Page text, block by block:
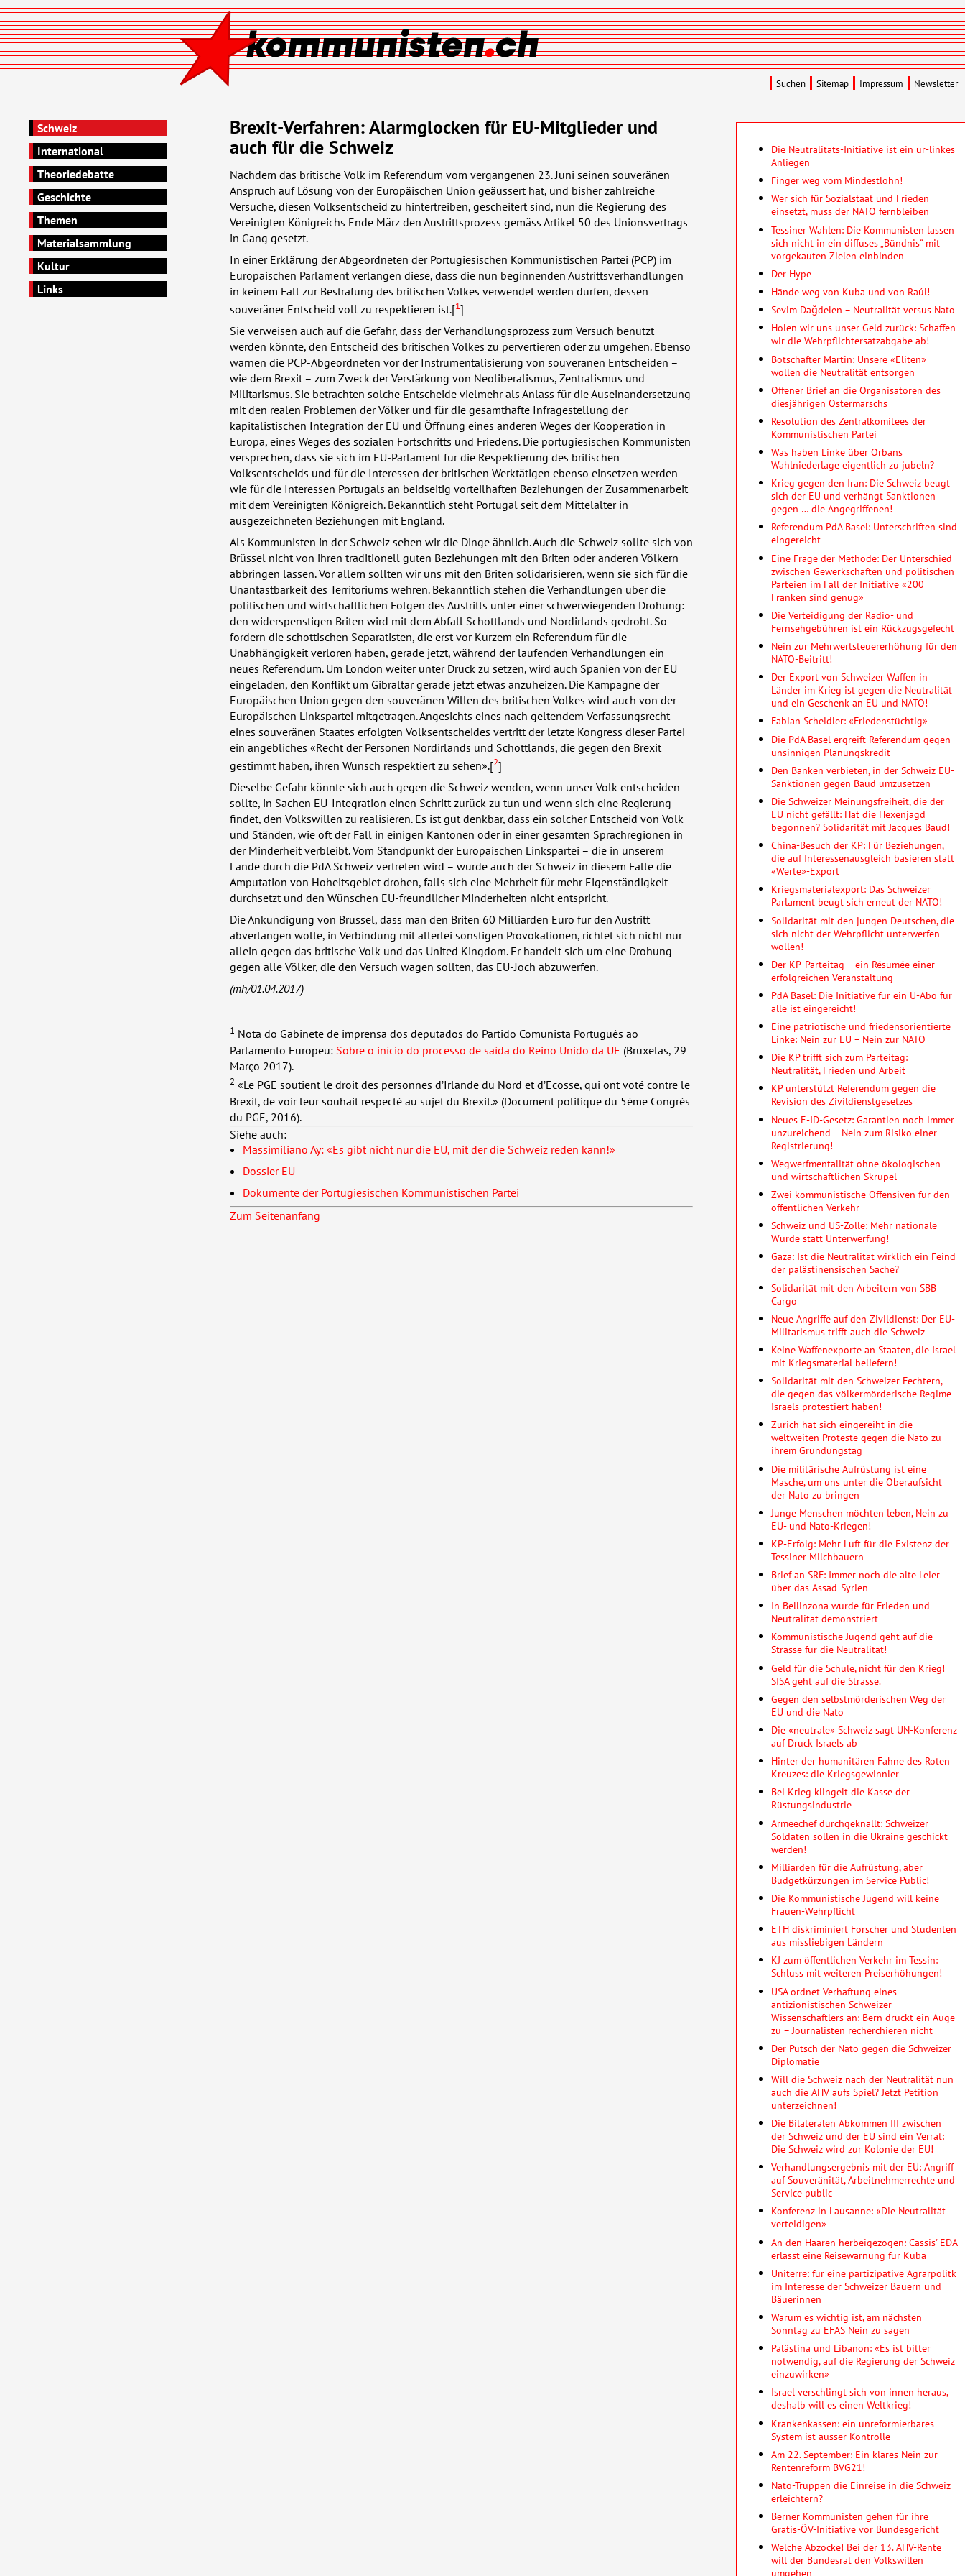
Schweiz
International
Theoriedebatte
Geschichte
Themen
Materialsammlung
Kultur
Links
Brexit-Verfahren: Alarmglocken für EU-Mitglieder und
auch für die Schweiz
Nachdem das britische Volk im Referendum vom vergangenen 23. Juni seinen souveränen
Anspruch auf Lösung von der Europäischen Union geäussert hat, und bisher zahlreiche
Versuche, diesen Volksentscheid zu hintertreiben, gescheitert sind, nun die Regierung des
Vereinigten Königreichs Ende März den Austrittsprozess gemäss Artikel 50 des Unionsvertrags
in Gang gesetzt.
In einer Erklärung der Abgeordneten der Portugiesischen Kommunistischen Partei (PCP) im
Europäischen Parlament verlangen diese, dass die nun beginnenden Austrittsverhandlungen
in keinem Fall zur Bestrafung des britischen Volkes verwendet werden dürfen, dessen
souveräner Entscheid voll zu respektieren ist.[1]
Sie verweisen auch auf die Gefahr, dass der Verhandlungsprozess zum Versuch benutzt
werden könnte, den Entscheid des britischen Volkes zu pervertieren oder zu umgehen. Ebenso
warnen die PCP-Abgeordneten vor der Instrumentalisierung von souveränen Entscheiden –
wie dem Brexit – zum Zweck der Verstärkung von Neoliberalismus, Zentralismus und
Militarismus. Sie betrachten solche Entscheide vielmehr als Anlass für die Auseinandersetzung
mit den realen Problemen der Völker und für die gesamthafte Infragestellung der
kapitalistischen Integration der EU und Öffnung eines anderen Weges der Kooperation in
Europa, eines Weges des sozialen Fortschritts und Friedens. Die portugiesischen Kommunisten
versprechen, dass sie sich im EU-Parlament für die Respektierung des britischen
Volksentscheids und für die Interessen der britischen Werktätigen ebenso einsetzen werden
wie für die Interessen Portugals an beidseitig vorteilhaften Beziehungen der Zusammenarbeit
mit dem Vereinigten Königreich. Bekanntlich steht Portugal seit dem Mittelalter in
ausgezeichneten Beziehungen mit England.
Als Kommunisten in der Schweiz sehen wir die Dinge ähnlich. Auch die Schweiz sollte sich von
Brüssel nicht von ihren traditionell guten Beziehungen mit den Briten oder anderen Völkern
abbringen lassen. Vor allem sollten wir uns mit den Briten solidarisieren, wenn sie sich für die
Unantastbarkeit des Territoriums wehren. Bekanntlich stehen die Verhandlungen über die
politischen und wirtschaftlichen Folgen des Austritts unter einer schwerwiegenden Drohung:
den widerspenstigen Briten wird mit dem Abfall Schottlands und Nordirlands gedroht. So
fordern die schottischen Separatisten, die erst vor Kurzem ein Referendum für die
Unabhängigkeit verloren haben, gerade jetzt, während der laufenden Verhandlungen ein
neues Referendum. Um London weiter unter Druck zu setzen, wird auch Spanien von der EU
eingeladen, den Konflikt um Gibraltar gerade jetzt etwas anzuheizen. Die Kampagne der
Europäischen Union gegen den souveränen Willen des britischen Volkes wird auch von der
Europäischen Linkspartei mitgetragen. Angesichts eines nach geltendem Verfassungsrecht
eines souveränen Staates erfolgten Volksentscheides vertritt der letzte Kongress dieser Partei
ein angebliches «Recht der Personen Nordirlands und Schottlands, die gegen den Brexit
gestimmt haben, ihren Wunsch respektiert zu sehen».[2]
Dieselbe Gefahr könnte sich auch gegen die Schweiz wenden, wenn unser Volk entscheiden
sollte, in Sachen EU-Integration einen Schritt zurück zu tun und wenn sich eine Regierung
findet, den Volkswillen zu realisieren. Es ist gut denkbar, dass ein solcher Entscheid von Volk
und Ständen, wie oft der Fall in einigen Kantonen oder in einer gesamten Sprachregionen in
der Minderheit verbleibt. Vom Standpunkt der Europäischen Linkspartei – die in unserem
Lande durch die PdA Schweiz vertreten wird – würde auch der Schweiz in diesem Falle die
Amputation von Hoheitsgebiet drohen, falls sich eine Mehrheit für mehr Eigenständigkeit
durchsetzt und den Wünschen EU-freundlicher Minderheiten nicht entspricht.
Die Ankündigung von Brüssel, dass man den Briten 60 Milliarden Euro für den Austritt
abverlangen wolle, in Verbindung mit allerlei sonstigen Provokationen, richtet sich nicht nur
allein gegen das britische Volk und das United Kingdom. Er handelt sich um eine Drohung
gegen alle Völker, die den Versuch wagen sollten, das EU-Joch abzuwerfen.
(mh/01.04.2017)
1 Nota do Gabinete de imprensa dos deputados do Partido Comunista Português ao
Parlamento Europeu: Sobre o início do processo de saída do Reino Unido da UE (Bruxelas, 29
Março 2017).
2 «Le PGE soutient le droit des personnes d’Irlande du Nord et d’Ecosse, qui ont voté contre le
Brexit, de voir leur souhait respecté au sujet du Brexit.» (Document politique du 5ème Congrès
du PGE, 2016).
Siehe auch:
Massimiliano Ay: «Es gibt nicht nur die EU, mit der die Schweiz reden kann!»
Dossier EU
Dokumente der Portugiesischen Kommunistischen Partei
Zum Seitenanfang
Die Neutralitäts-Initiative ist ein ur-linkes
Anliegen
Finger weg vom Mindestlohn!
Wer sich für Sozialstaat und Frieden
einsetzt, muss der NATO fernbleiben
Tessiner Wahlen: Die Kommunisten lassen
sich nicht in ein diffuses „Bündnis“ mit
vorgekauten Zielen einbinden
Der Hype
Hände weg von Kuba und von Raúl!
Sevim Dağdelen – Neutralität versus Nato
Holen wir uns unser Geld zurück: Schaffen
wir die Wehrpflichtersatzabgabe ab!
Botschafter Martin: Unsere «Eliten»
wollen die Neutralität entsorgen
Offener Brief an die Organisatoren des
diesjährigen Ostermarschs
Resolution des Zentralkomitees der
Kommunistischen Partei
Was haben Linke über Orbans
Wahlniederlage eigentlich zu jubeln?
Krieg gegen den Iran: Die Schweiz beugt
sich der EU und verhängt Sanktionen
gegen … die Angegriffenen!
Referendum PdA Basel: Unterschriften sind
eingereicht
Eine Frage der Methode: Der Unterschied
zwischen Gewerkschaften und politischen
Parteien im Fall der Initiative «200
Franken sind genug»
Die Verteidigung der Radio- und
Fernsehgebühren ist ein Rückzugsgefecht
Nein zur Mehrwertsteuererhöhung für den
NATO-Beitritt!
Der Export von Schweizer Waffen in
Länder im Krieg ist gegen die Neutralität
und ein Geschenk an EU und NATO!
Fabian Scheidler: «Friedenstüchtig»
Die PdA Basel ergreift Referendum gegen
unsinnigen Planungskredit
Den Banken verbieten, in der Schweiz EU-
Sanktionen gegen Baud umzusetzen
Die Schweizer Meinungsfreiheit, die der
EU nicht gefällt: Hat die Hexenjagd
begonnen? Solidarität mit Jacques Baud!
China-Besuch der KP: Für Beziehungen,
die auf Interessenausgleich basieren statt
«Werte»-Export
Kriegsmaterialexport: Das Schweizer
Parlament beugt sich erneut der NATO!
Solidarität mit den jungen Deutschen, die
sich nicht der Wehrpflicht unterwerfen
wollen!
Der KP-Parteitag – ein Résumée einer
erfolgreichen Veranstaltung
PdA Basel: Die Initiative für ein U-Abo für
alle ist eingereicht!
Eine patriotische und friedensorientierte
Linke: Nein zur EU – Nein zur NATO
Die KP trifft sich zum Parteitag:
Neutralität, Frieden und Arbeit
KP unterstützt Referendum gegen die
Revision des Zivildienstgesetzes
Neues E-ID-Gesetz: Garantien noch immer
unzureichend – Nein zum Risiko einer
Registrierung!
Wegwerfmentalität ohne öko­lo­gischen
und wirtschaft­lichen Skrupel
Zwei kommunistische Offensiven für den
öffentlichen Verkehr
Schweiz und US-Zölle: Mehr nationale
Würde statt Unterwerfung!
Gaza: Ist die Neutralität wirklich ein Feind
der palästinensischen Sache?
Solidarität mit den Arbeitern von SBB
Cargo
Neue Angriffe auf den Zivildienst: Der EU-
Militarismus trifft auch die Schweiz
Keine Waffenexporte an Staaten, die Israel
mit Kriegsmaterial beliefern!
Solidarität mit den Schweizer Fechtern,
die gegen das völkermörderische Regime
Israels protestiert haben!
Zürich hat sich eingereiht in die
weltweiten Proteste gegen die Nato zu
ihrem Gründungstag
Die militärische Aufrüstung ist eine
Masche, um uns unter die Oberaufsicht
der Nato zu bringen
Junge Menschen möchten leben, Nein zu
EU- und Nato-Kriegen!
KP-Erfolg: Mehr Luft für die Existenz der
Tessiner Milchbauern
Brief an SRF: Immer noch die alte Leier
über das Assad-Syrien
In Bellinzona wurde für Frieden und
Neutralität demonstriert
Kommunistische Jugend geht auf die
Strasse für die Neutralität!
Geld für die Schule, nicht für den Krieg!
SISA geht auf die Strasse.
Gegen den selbstmörderischen Weg der
EU und die Nato
Die «neutrale» Schweiz sagt UN-Konferenz
auf Druck Israels ab
Hinter der humanitären Fahne des Roten
Kreuzes: die Kriegsgewinnler
Bei Krieg klingelt die Kasse der
Rüstungsindustrie
Armeechef durchgeknallt: Schweizer
Soldaten sollen in die Ukraine geschickt
werden!
Milliarden für die Aufrüstung, aber
Budgetkürzungen im Service Public!
Die Kommunistische Jugend will keine
Frauen-Wehrpflicht
ETH diskriminiert Forscher und Studenten
aus missliebigen Ländern
KJ zum öffentlichen Verkehr im Tessin:
Schluss mit weiteren Preiserhöhungen!
USA ordnet Verhaftung eines
antizionistischen Schweizer
Wissenschaftlers an: Bern drückt ein Auge
zu – Journalisten recherchieren nicht
Der Putsch der Nato gegen die Schweizer
Diplomatie
Will die Schweiz nach der Neutralität nun
auch die AHV aufs Spiel? Jetzt Petition
unterzeichnen!
Die Bilateralen Abkommen III zwischen
der Schweiz und der EU sind ein Verrat:
Die Schweiz wird zur Kolonie der EU!
Verhandlungsergebnis mit der EU: Angriff
auf Souveränität, Arbeitnehmerrechte und
Service public
Konferenz in Lausanne: «Die Neutralität
verteidigen»
An den Haaren herbeigezogen: Cassis' EDA
erlässt eine Reisewarnung für Kuba
Uniterre: für eine partizipative Agrarpolitk
im Interesse der Schweizer Bauern und
Bäuerinnen
Warum es wichtig ist, am nächsten
Sonntag zu EFAS Nein zu sagen
Palästina und Libanon: «Es ist bitter
notwendig, auf die Regierung der Schweiz
einzuwirken»
Israel verschlingt sich von innen heraus,
deshalb will es einen Weltkrieg!
Krankenkassen: ein unreformierbares
System ist ausser Kontrolle
Am 22. September: Ein klares Nein zur
Rentenreform BVG21!
Nato-Truppen die Einreise in die Schweiz
erleichtern?
Berner Kommunisten gehen für ihre
Gratis-ÖV-Initiative vor Bundesgericht
Welche Abzocke! Bei der 13. AHV-Rente
will der Bundesrat den Volkswillen
umgehen
Suchen Sitemap Impressum Newsletter